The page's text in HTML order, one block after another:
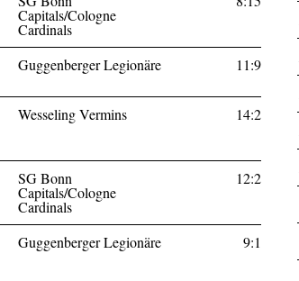
Capitals/Cologne
Cardinals
Guggenberger Legionäre 11:9
Wesseling Vermins 14:2
SG Bonn
Capitals/Cologne
Cardinals
12:2
Guggenberger Legionäre 9:1